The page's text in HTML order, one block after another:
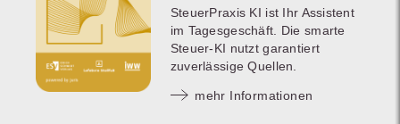
SteuerPraxis KI ist Ihr Assistent
im Tagesgeschäft. Die smarte
Steuer-KI nutzt garantiert
zuverlässige Quellen.
mehr Informationen